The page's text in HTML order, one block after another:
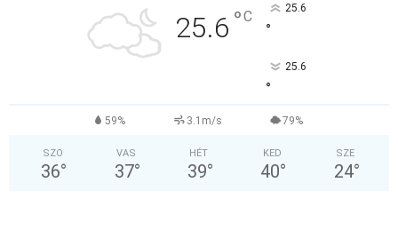
25.6 °C 25.6
°
25.6
°
59% 3.1m/s 79%
SZO
36°
VAS
37°
HÉT
39°
KED
40°
SZE
24°